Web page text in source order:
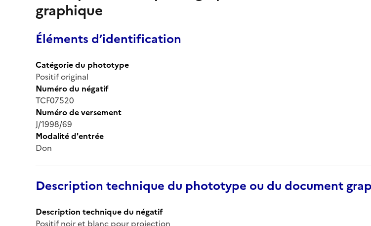
graphique
Éléments d’identification
Catégorie du phototype
Positif original
Numéro du négatif
TCF07520
Numéro de versement
J/1998/69
Modalité d'entrée
Don
Description technique du phototype ou du document
Description technique du négatif
Positif noir et blanc pour projection